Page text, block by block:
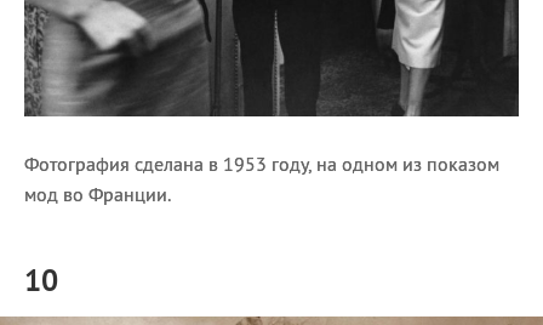
Фотография сделана в 1953 году, на одном из показом
мод во Франции.
10